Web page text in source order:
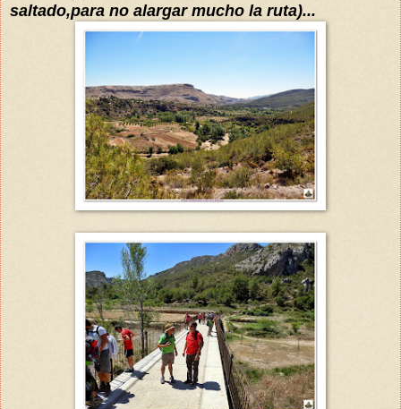
saltado,para no alargar mucho la ruta)...